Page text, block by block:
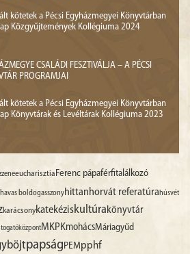
kötetek a Pécsi Egyházmegyei Könyvtárban
Közgyűjtemények Kollégiuma 2024
CSALÁDI FESZTIVÁLJA – A PÉCSI
PROGRAMJAI
kötetek a Pécsi Egyházmegyei Könyvtárban
Könyvtárak és Levéltárak Kollégiuma 2023
eucharisztiaFerenc pápaférfitalálkozó
havas boldogasszonyhittanhorvát referatúrahúsvét
karácsonykatekéziskultúrakönyvtár
MKPKmohácsMáriagyűd
papságPEMpphf